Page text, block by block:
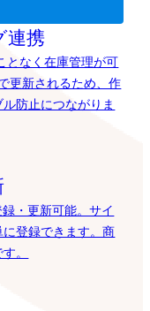
連携
となく在庫管理が可
更新されるため、作
防止につながりま
・更新可能。サイ
登録できます。商
。